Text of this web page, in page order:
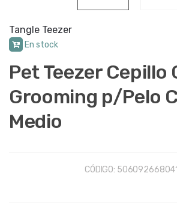
Tangle Teezer
En stock
Pet Teezer Cepillo
Grooming p/Pelo
Medio
CÓDIGO: